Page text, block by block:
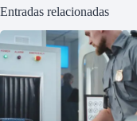
Entradas relacionadas